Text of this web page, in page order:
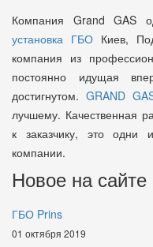
Компания Grand GAS
установка ГБОКиев,
компания из
постоянно идущая
достигнутом. GRAND
лучшему. Качественная
к заказчику, это одни
компании.
Новое на сайте
ГБО Prins
01 октября 2019